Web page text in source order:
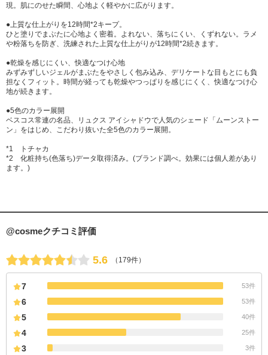
現。肌にのせた瞬間、心地よく軽やかに広がります。
●上質な仕上がりを12時間*2キープ。
ひと塗りでまぶたに心地よく密着。よれない、落ちにくい、くずれない。ラメ
や粉落ちを防ぎ、洗練された上質な仕上がりが12時間*2続きます。
●乾燥を感じにくい、快適なつけ心地
みずみずしいジェルがまぶたをやさしく包み込み、デリケートな目もとにも負
担なくフィット。時間が経っても乾燥やつっぱりを感じにくく、快適なつけ心
地が続きます。
●5色のカラー展開
ベスコス常連の名品、リュクス アイシャドウで人気のシェード「ムーンストー
ン」をはじめ、こだわり抜いた全5色のカラー展開。
*1 トチャカ
*2 化粧持ち(色落ち)データ取得済み。(ブランド調べ。効果には個人差があり
ます。)
@cosmeクチコミ評価
5.6 （179件）
7 53件
6 53件
5 40件
4 25件
3 3件